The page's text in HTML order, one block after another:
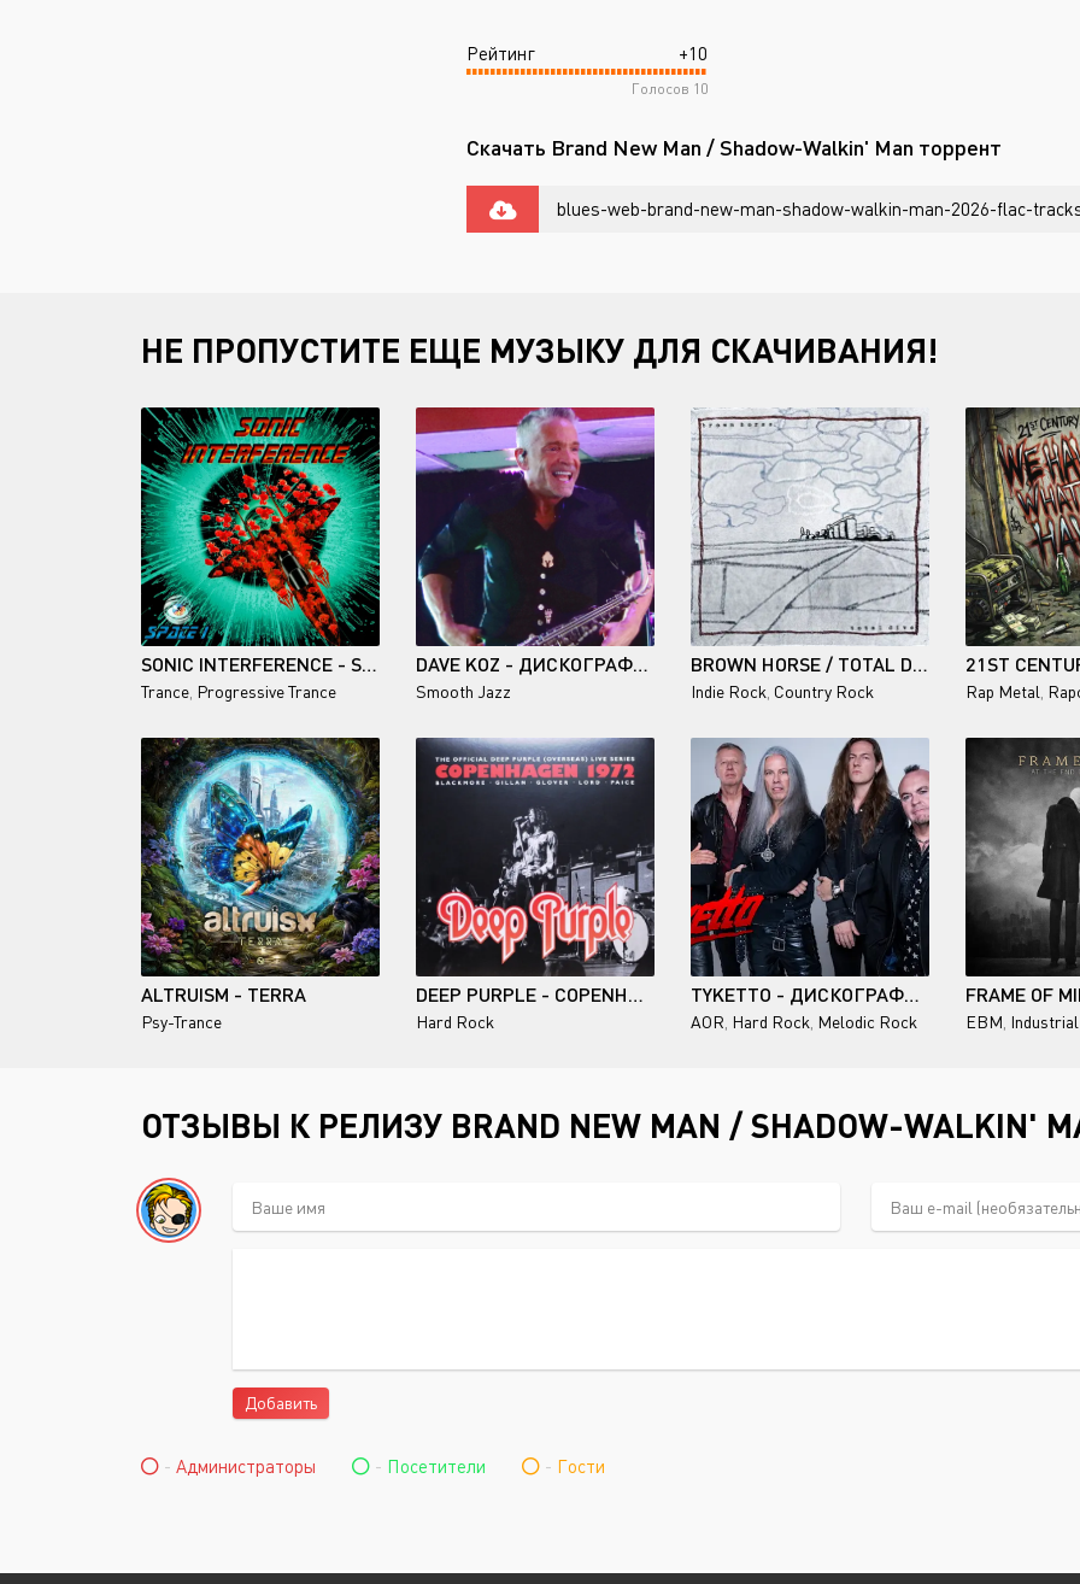
Рейтинг +10
Голосов 10
Скачать Brand New Man / Shadow-Walkin' Man торрент
blues-web-brand-new-man-shadow-walkin-man-2026-flac-
НЕ ПРОПУСТИТЕ ЕЩЕ МУЗЫКУ ДЛЯ СКАЧИВАНИЯ!
SONIC INTERFERENCE - SPACE 1
Trance Progressive Trance
DAVE KOZ - ДИСКОГРАФИЯ (10 CD, 1990-2008)
Smooth Jazz
BROWN HORSE / TOTAL DIVE
Indie Rock Country Rock Rap Metal
ALTRUISM - TERRA
Psy-Trance
DEEP PURPLE - COPENHAGEN 1972 (2014)
Hard Rock
TYKETTO - ДИСКОГРАФИЯ (6 CD) - 1991-2026
AOR Hard Rock Melodic Rock EBM Industrial
ОТЗЫВЫ К РЕЛИЗУ BRAND NEW MAN / SHADOW-WALKIN'
Добавить
- Администраторы - Посетители - Гости